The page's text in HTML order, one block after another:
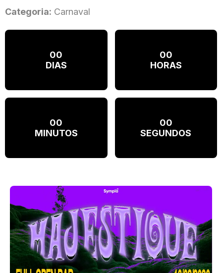
Categoria: Carnaval
00
DIAS
00
HORAS
00
MINUTOS
00
SEGUNDOS